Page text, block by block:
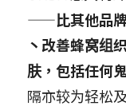
——比其他品
丶改善蜂窝组
肤，包括任何
隔亦较为轻松